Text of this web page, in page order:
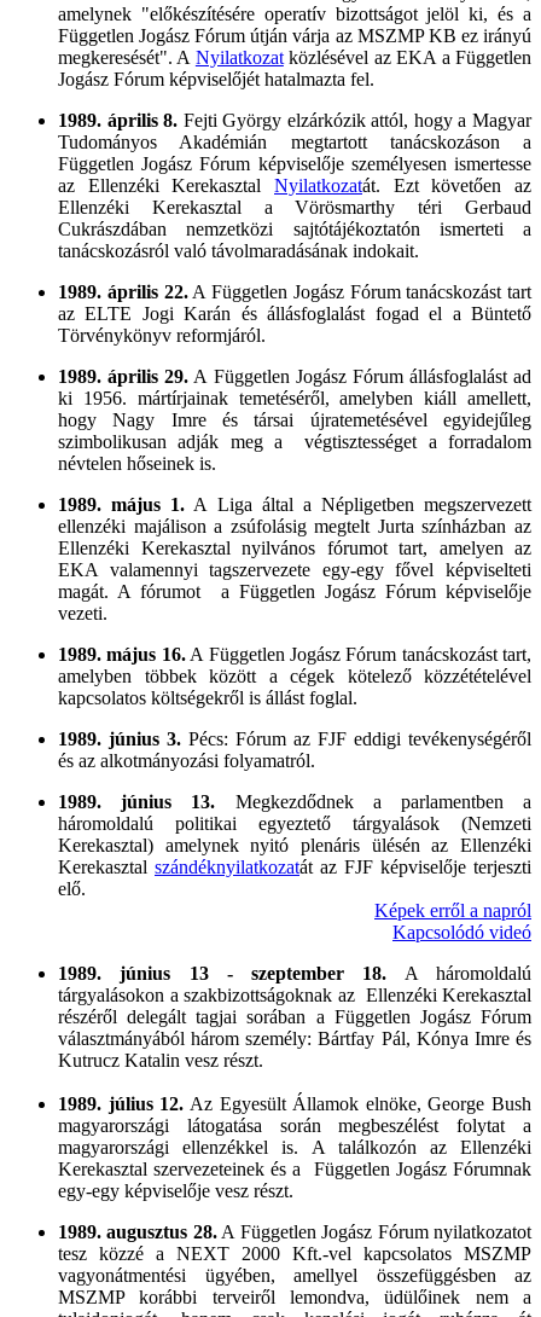
amelynek "előkészítésére operatív bizottságot jelöl ki, és a
Független Jogász Fórum útján várja az MSZMP KB ez irányú
megkeresését". A Nyilatkozatközlésével az EKA a Független
Jogász Fórum képviselőjét hatalmazta fel.
1989. április 8. Fejti György elzárkózik attól, hogy a Magyar
Tudományos Akadémián megtartott tanácskozáson a
Független Jogász Fórum képviselője személyesen ismertesse
az Ellenzéki Kerekasztal Nyilatkozatát. Ezt követően az
Ellenzéki Kerekasztal a Vörösmarthy téri Gerbaud
Cukrászdában nemzetközi sajtótájékoztatón ismerteti a
tanácskozásról való távolmaradásának indokait.
1989. április 22.A Független Jogász Fórum tanácskozást tart
az ELTE Jogi Karán és állásfoglalást fogad el a Büntető
Törvénykönyv reformjáról.
1989. április 29. A Független Jogász Fórum állásfoglalást ad
ki 1956. mártírjainak temetéséről, amelyben kiáll amellett,
hogy Nagy Imre és társai újratemetésével egyidejűleg
szimbolikusan adják meg a végtisztességet a forradalom
névtelen hőseinek is.
1989. május 1. A Liga által a Népligetben megszervezett
ellenzéki majálison a zsúfolásig megtelt Jurta színházban az
Ellenzéki Kerekasztal nyilvános fórumot tart, amelyen az
EKA valamennyi tagszervezete egy-egy fővel képviselteti
magát. A fórumot a Független Jogász Fórum képviselője
vezeti.
1989. május 16.A Független Jogász Fórum tanácskozást tart,
amelyben többek között a cégek kötelező közzétételével
kapcsolatos költségekről is állást foglal.
1989. június 3. Pécs: Fórum az FJF eddigi tevékenységéről
és az alkotmányozási folyamatról.
1989. június 13. Megkezdődnek a parlamentben a
háromoldalú politikai egyeztető tárgyalások (Nemzeti
Kerekasztal) amelynek nyitó plenáris ülésén az Ellenzéki
Kerekasztal szándéknyilatkozatát az FJF képviselője terjeszti
elő.
Képek erről a napról
Kapcsolódó videó
1989. június 13 - szeptember 18. A háromoldalú
tárgyalásokon a szakbizottságoknak az Ellenzéki Kerekasztal
részéről delegált tagjai sorában a Független Jogász Fórum
választmányából három személy: Bártfay Pál, Kónya Imre és
Kutrucz Katalin vesz részt.
1989. július 12. Az Egyesült Államok elnöke, George Bush
magyarországi látogatása során megbeszélést folytat a
magyarországi ellenzékkel is. A találkozón az Ellenzéki
Kerekasztal szervezeteinek és a Független Jogász Fórumnak
egy-egy képviselője vesz részt.
1989. augusztus 28.A Független Jogász Fórum nyilatkozatot
tesz közzé a NEXT 2000 Kft.-vel kapcsolatos MSZMP
vagyonátmentési ügyében, amellyel összefüggésben az
MSZMP korábbi terveiről lemondva, üdülőinek nem a